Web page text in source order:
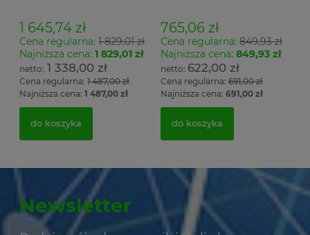
1 645,74 zł
Cena regularna: 1 829,01 zł
Najniższa cena: 1 829,01 zł
1 338,00 zł
Cena regularna: 1 487,00 zł
Najniższa cena: 1 487,00 zł
do koszyka
765,06 zł
Cena regularna:849,93 zł
Najniższa cena: 849,93 zł
622,00 zł
Cena regularna:691,00 zł
Najniższa cena: 691,00 zł
do koszyka
Newsletter